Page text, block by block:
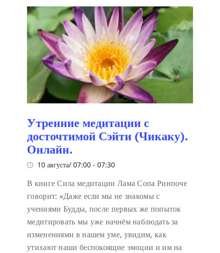
Утренние медитации с
досточтимой Сэйти (Чикаку).
Онлайн.
10 августа/ 07:00 - 07:30
В книге Сила медитации Лама Сопа Ринпоче
говорит: «Даже если мы не знакомы с
учениями Будды, после первых же попыток
медитировать мы уже начнём наблюдать за
изменениями в нашем уме, увидим, как
утихают наши беспокоящие эмоции и им на